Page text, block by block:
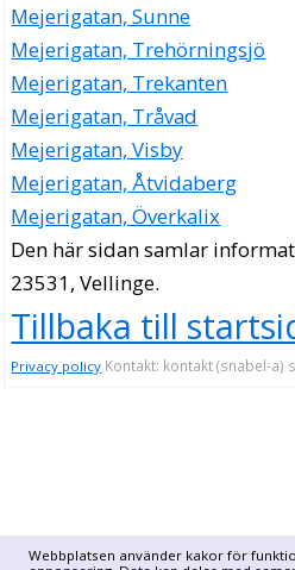
Webbplatsen använder kakor för
Mejerigatan, Sunne
Mejerigatan, Trehörningsjö
Mejerigatan, Trekanten
Mejerigatan, Tråvad
Mejerigatan, Visby
Mejerigatan, Åtvidaberg
Mejerigatan, Överkalix
Den här sidan samlar
23531, Vellinge.
Tillbaka till
Privacy policy Kontakt: kontakt (snabel-a)